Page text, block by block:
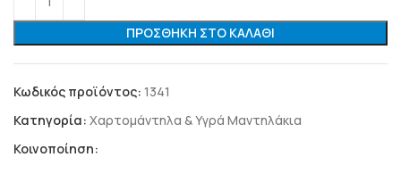
ΠΡΟΣΘΉΚΗ ΣΤΟ ΚΑΛΆΘΙ
Κωδικός προϊόντος: 1341
Κατηγορία: Χαρτομάντηλα & Υγρά Μαντηλάκια
Κοινοποίηση: